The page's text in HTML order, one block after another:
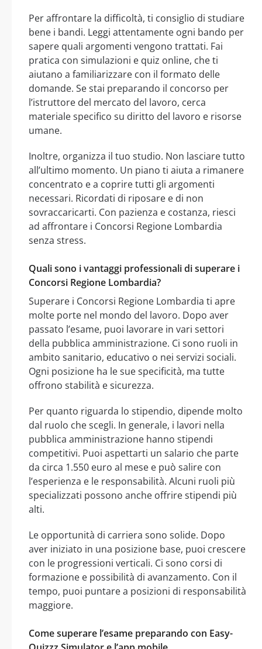
Per affrontare la difficoltà, ti consiglio di studiare
bene i bandi. Leggi attentamente ogni bando per
sapere quali argomenti vengono trattati. Fai
pratica con simulazioni e quiz online, che ti
aiutano a familiarizzare con il formato delle
domande. Se stai preparando il concorso per
l’istruttore del mercato del lavoro, cerca
materiale specifico su diritto del lavoro e risorse
umane.
Inoltre, organizza il tuo studio. Non lasciare tutto
all’ultimo momento. Un piano ti aiuta a rimanere
concentrato e a coprire tutti gli argomenti
necessari. Ricordati di riposare e di non
sovraccaricarti. Con pazienza e costanza, riesci
ad affrontare i Concorsi Regione Lombardia
senza stress.
Quali sono i vantaggi professionali di superare i
Concorsi Regione Lombardia?
Superare i Concorsi Regione Lombardia ti apre
molte porte nel mondo del lavoro. Dopo aver
passato l’esame, puoi lavorare in vari settori
della pubblica amministrazione. Ci sono ruoli in
ambito sanitario, educativo o nei servizi sociali.
Ogni posizione ha le sue specificità, ma tutte
offrono stabilità e sicurezza.
Per quanto riguarda lo stipendio, dipende molto
dal ruolo che scegli. In generale, i lavori nella
pubblica amministrazione hanno stipendi
competitivi. Puoi aspettarti un salario che parte
da circa 1.550 euro al mese e può salire con
l’esperienza e le responsabilità. Alcuni ruoli più
specializzati possono anche offrire stipendi più
alti.
Le opportunità di carriera sono solide. Dopo
aver iniziato in una posizione base, puoi crescere
con le progressioni verticali. Ci sono corsi di
formazione e possibilità di avanzamento. Con il
tempo, puoi puntare a posizioni di responsabilità
maggiore.
Come superare l’esame preparando con Easy-